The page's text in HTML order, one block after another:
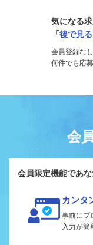
気になる
「後で見る
会員登録なし
何件でも応
会
会員限定機能であ
カンタ
事前にプ
入力が簡